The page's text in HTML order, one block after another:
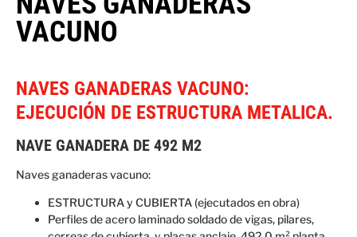
VACUNO
NAVES GANADERAS VACUNO:
EJECUCIÓN DE ESTRUCTURA METALICA.
NAVE GANADERA DE 492 M2
Naves ganaderas vacuno:
ESTRUCTURA y CUBIERTA (ejecutados en obra)
Perfiles de acero laminado soldado de vigas, pilares,